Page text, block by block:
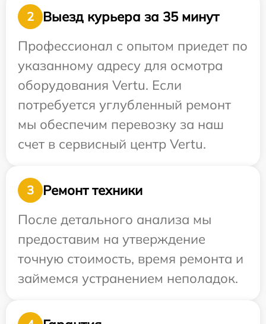
2
Выезд курьера за 35 минут
Профессионал с опытом приедет по
указанному адресу для осмотра
оборудования Vertu. Если
потребуется углубленный ремонт
мы обеспечим перевозку за наш
счет в сервисный центр Vertu.
3
Ремонт техники
После детального анализа мы
предоставим на утверждение
точную стоимость, время ремонта и
займемся устранением неполадок.